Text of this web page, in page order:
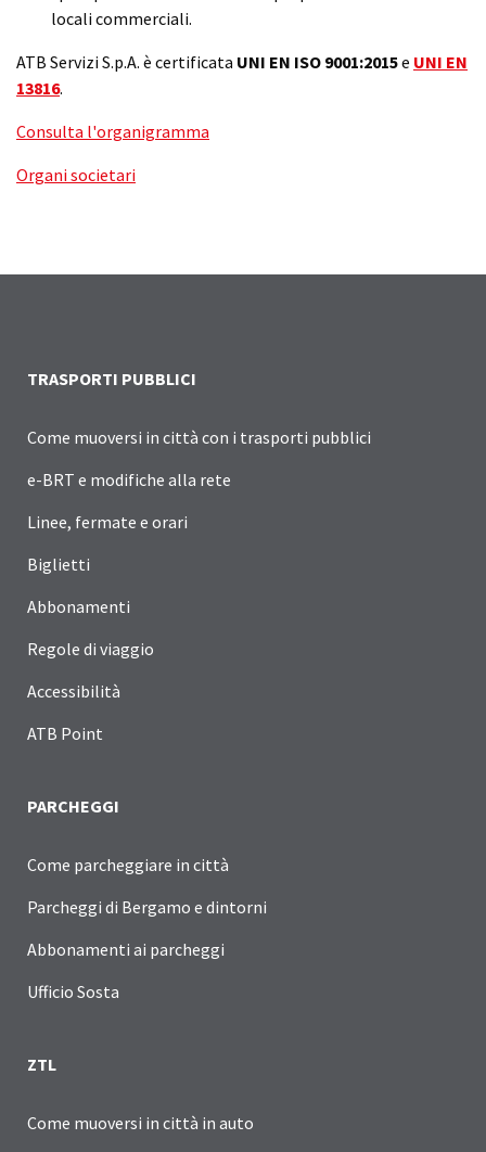
locali commerciali.
ATB Servizi S.p.A. è certificata UNI EN ISO 9001:2015e UNI EN
13816.
Consulta l'organigramma
Organi societari
TRASPORTI PUBBLICI
Come muoversi in città con i trasporti pubblici
e-BRT e modifiche alla rete
Linee, fermate e orari
Biglietti
Abbonamenti
Regole di viaggio
Accessibilità
ATB Point
PARCHEGGI
Come parcheggiare in città
Parcheggi di Bergamo e dintorni
Abbonamenti ai parcheggi
Ufficio Sosta
ZTL
Come muoversi in città in auto